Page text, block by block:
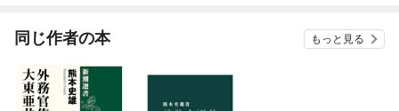
同じ作者の本 もっと見る